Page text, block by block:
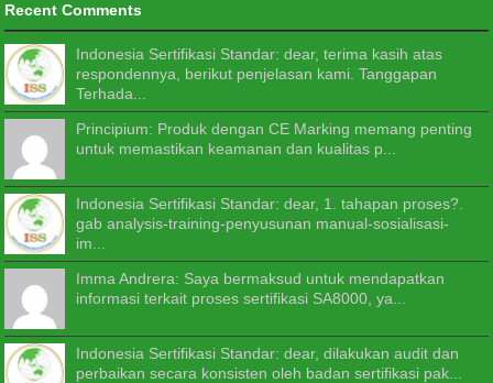
Recent Comments
Indonesia Sertifikasi Standar: dear, terima kasih atas
respondennya, berikut penjelasan kami. Tanggapan
Terhada...
Principium: Produk dengan CE Marking memang penting
untuk memastikan keamanan dan kualitas p...
Indonesia Sertifikasi Standar: dear, 1. tahapan proses?.
gab analysis-training-penyusunan manual-sosialisasi-
im...
Imma Andrera: Saya bermaksud untuk mendapatkan
informasi terkait proses sertifikasi SA8000, ya...
Indonesia Sertifikasi Standar: dear, dilakukan audit dan
perbaikan secara konsisten oleh badan sertifikasi pak...